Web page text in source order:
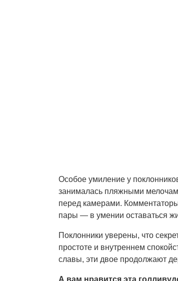
Особое умиление у
занималась пляжными
перед камерами.
пары — в умении оставаться
Поклонники уверены, что
простоте и внутреннем
славы, эти двое продолжают
А вам нравится эта